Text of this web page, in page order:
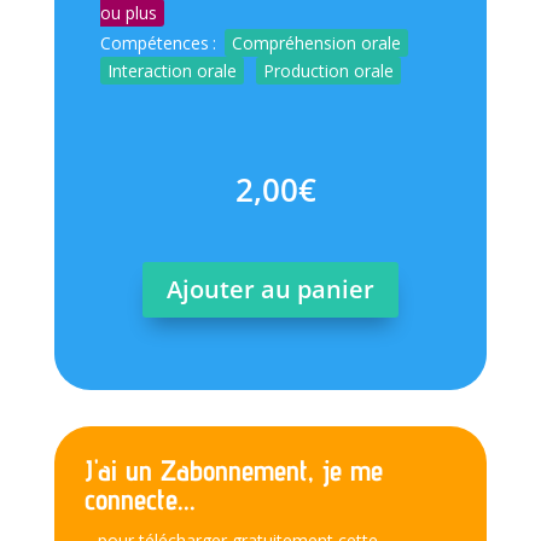
ou plus
Compétences :
Compréhension orale
Interaction orale
Production orale
2,00€
Ajouter au panier
J'ai un Zabonnement, je me
connecte...